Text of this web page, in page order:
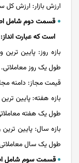
ارزش بازار: ارزش
قسمت دوم شامل
است که عبارت انداز:
بازه روز: پایین
طول یک روز معاملاتی.
قیمت مجاز: دامنه
بازه هفته: پایین
طول یک هفته
بازه سال: پایین
طول یک سال
قسمت سوم شامل